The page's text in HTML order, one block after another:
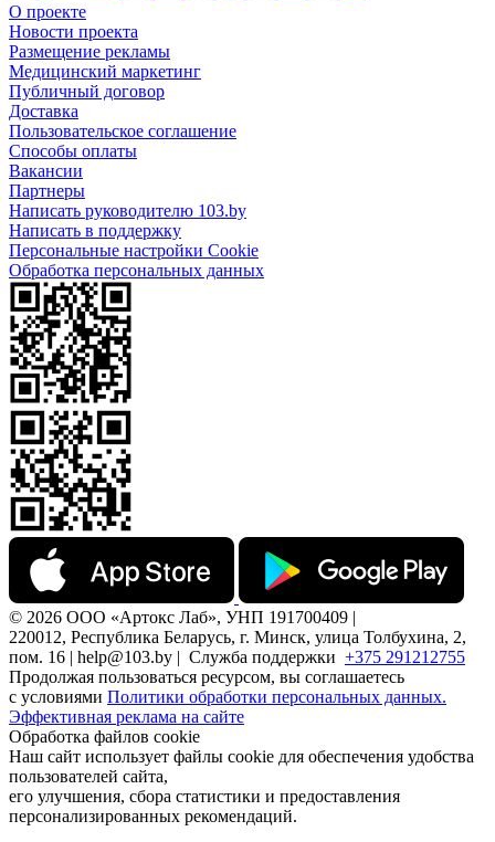
О проекте
Новости проекта
Размещение рекламы
Медицинский маркетинг
Публичный договор
Доставка
Пользовательское соглашение
Способы оплаты
Вакансии
Партнеры
Написать руководителю 103.by
Написать в поддержку
Персональные настройки Cookie
Обработка персональных данных
© 2026 ООО «Артокс Лаб», УНП 191700409 |
220012, Республика Беларусь, г. Минск, улица Толбухина, 2,
пом. 16 | help@103.by | Служба поддержки +375 291212755
Продолжая пользоваться ресурсом, вы соглашаетесь
с условиями Политики обработки персональных данных.
Эффективная реклама на сайте
Обработка файлов cookie
Наш сайт использует файлы cookie для обеспечения удобства
пользователей сайта,
его улучшения, сбора статистики и предоставления
персонализированных рекомендаций.